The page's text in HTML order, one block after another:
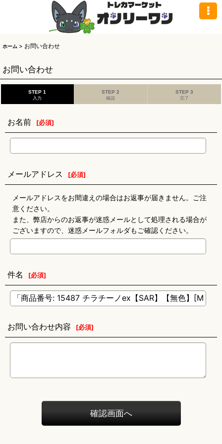
ホーム > お問い合わせ
お問い合わせ
STEP 1
入力
STEP 2
確認
STEP 3
完了
お名前 [必須]
メールアドレス [必須]
メールアドレスをお間違えの場合はお返事が届きません。ご注
意ください。
また、弊店からのお返事が迷惑メールとして処理される場合が
ございますので、迷惑メールフォルダもご確認ください。
件名 [必須]
お問い合わせ内容 [必須]
確認画面へ